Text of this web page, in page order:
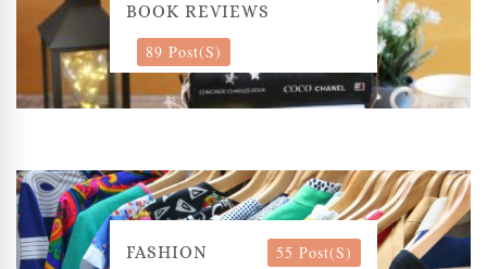
BOOK REVIEWS
89 Post(s)
FASHION 55 Post(s)